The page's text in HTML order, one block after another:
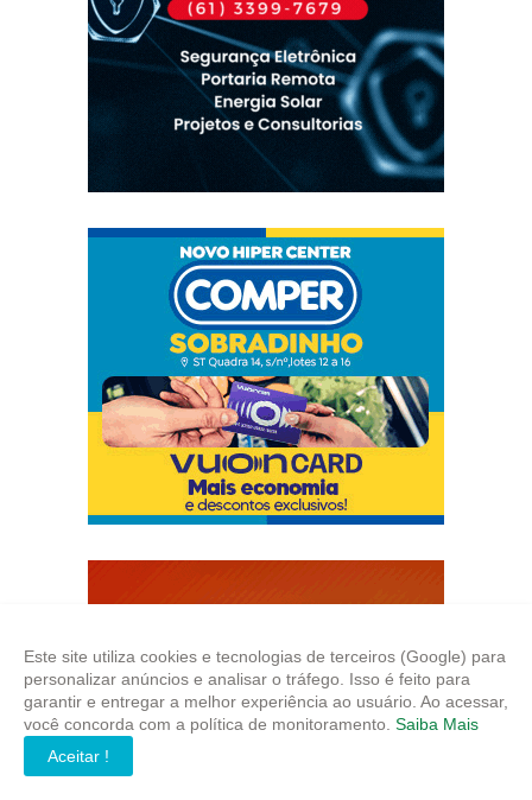
Este site utiliza cookies e tecnologias de terceiros (Google) para
personalizar anúncios e analisar o tráfego. Isso é feito para
garantir e entregar a melhor experiência ao usuário. Ao acessar,
você concorda com a política de monitoramento. Saiba Mais
Aceitar !